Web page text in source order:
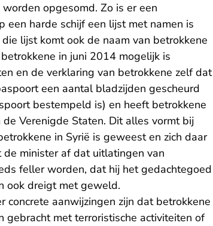
opgesomd. Zo is er een
een harde schijf een lijst met namen is
lijst komt ook de naam van betrokkene
in juni 2014 mogelijk is
en de verklaring van betrokkene zelf dat
een aantal bladzijden gescheurd
bestempeld is) en heeft betrokkene
Verenigde Staten. Dit alles vormt bij
in Syrië is geweest en zich daar
minister af dat uitlatingen van
feller worden, dat hij het gedachtegoed
ook dreigt met geweld.
aanwijzingen zijn dat betrokkene
met terroristische activiteiten of